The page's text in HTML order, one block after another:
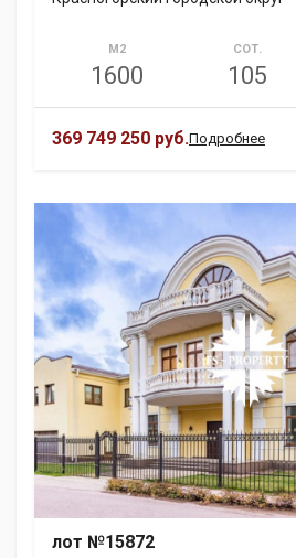
М2
1600
СОТ.
105
369 749 250 руб.Подробнее
лот №15872